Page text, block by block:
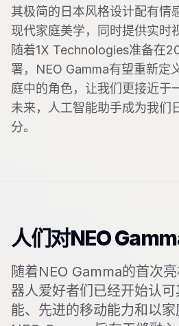
其极简的日本风格设计配有情
现代家庭美学，同时提供实时
随着1X Technologies准备在
署，NEO Gamma有望重新定
庭中的角色，让我们更接近于
未来，人工智能助手成为我们
分。
人们对NEO
随着NEO Gamma的首次
器人爱好者们已经开始认
能、先进的移动能力和以家